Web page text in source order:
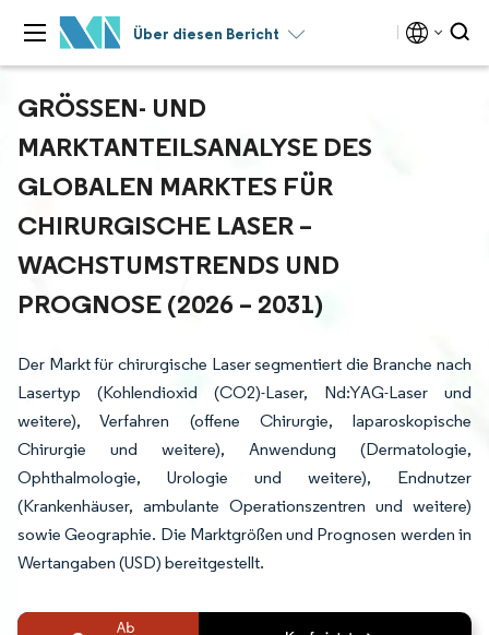
Über diesen Bericht
GRÖSSEN- UND M
ARKTANTEILSANALYSE DES G
LOBALEN MARKTES FÜR C
HIRURGISCHE LASER – W
ACHSTUMSTRENDS UND P
ROGNOSE (2026 – 2031)
Der Markt für chirurgische Laser segmentiert die Branche nach
Lasertyp (Kohlendioxid (CO2)-Laser, Nd:YAG-Laser und
weitere), Verfahren (offene Chirurgie, laparoskopische
Chirurgie und weitere), Anwendung (Dermatologie,
Ophthalmologie, Urologie und weitere), Endnutzer
(Krankenhäuser, ambulante Operationszentren und weitere)
sowie Geographie. Die Marktgrößen und Prognosen werden in
Wertangaben (USD) bereitgestellt.